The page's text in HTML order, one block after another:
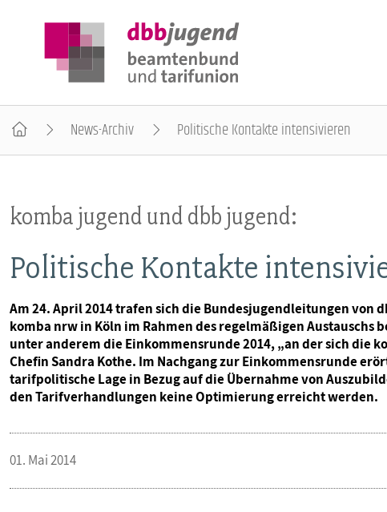
POSITIONEN
AUSBILDUNGSINFORMATIONEN
INTERNATIONALES
VERANSTALTUNGEN UND SEMINARE
MITGLIEDSCHAFT & SERVICE
News-Archiv Politische Kontakte intensivieren
komba jugend und dbb jugend:
Politische Kontakte
Am 24. April 2014 trafen sich die Bundesjugendleitungen von
komba nrw in Köln im Rahmen des regelmäßigen
unter anderem die Einkommensrunde 2014, „an der sich die
Chefin Sandra Kothe. Im Nachgang zur Einkommensrunde
tarifpolitische Lage in Bezug auf die Übernahme von
den Tarifverhandlungen keine Optimierung erreicht werden.
01. Mai 2014